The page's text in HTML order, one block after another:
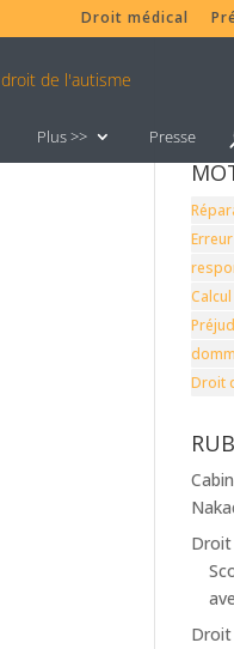
Droit médical
Plus >> Presse
Droit
Droit